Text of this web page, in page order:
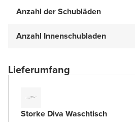
Anzahl der Schubläden
Anzahl Innenschubladen
Lieferumfang
Storke Diva Waschtisch